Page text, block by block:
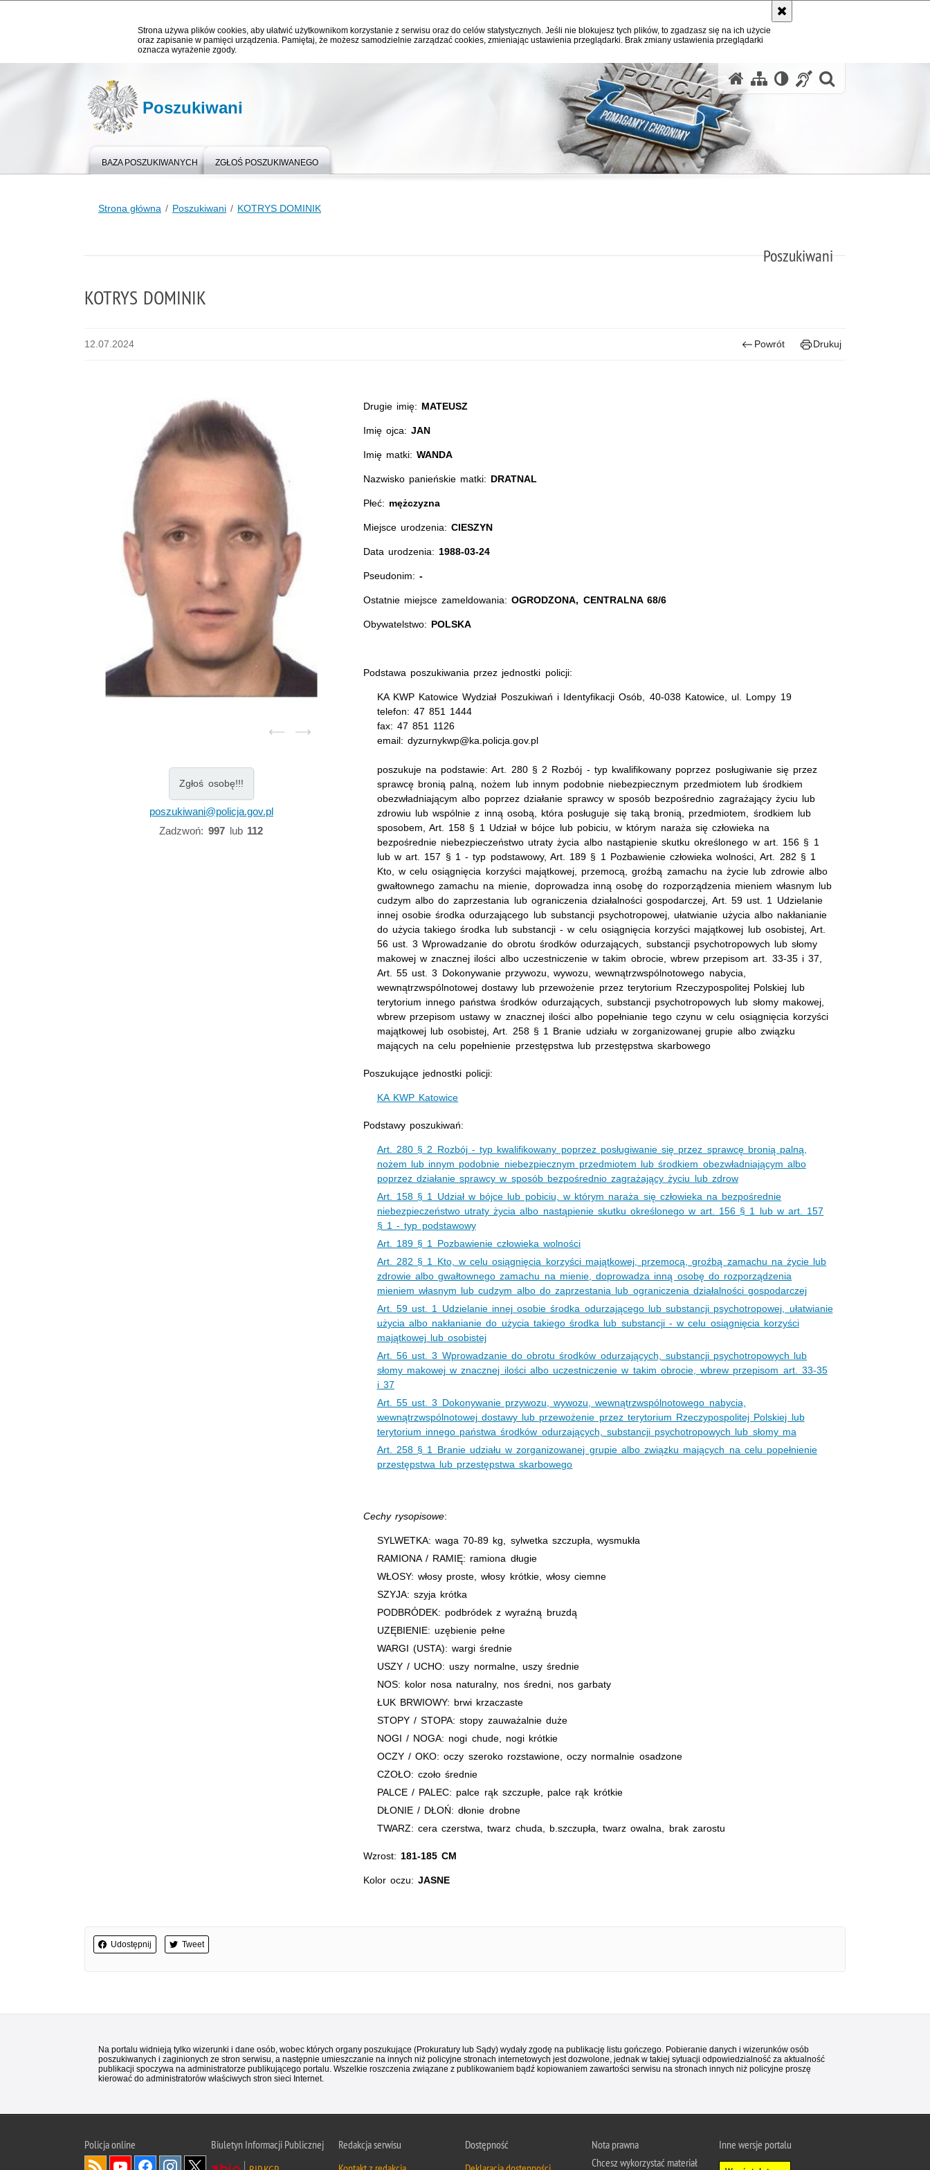
Strona używa plików cookies, aby ułatwić użytkownikom korzystanie z serwisu oraz do celów statystycznych. Jeśli nie blokujesz tych plików, to zgadzasz się na ich użycie
oraz zapisanie w pamięci urządzenia. Pamiętaj, że możesz samodzielnie zarządzać cookies, zmieniając ustawienia przeglądarki. Brak zmiany ustawienia przeglądarki
oznacza wyrażenie zgody.
Poszukiwani
BAZA POSZUKIWANYCH ZGŁOŚ POSZUKIWANEGO
Strona główna Poszukiwani KOTRYS DOMINIK
Poszukiwani
KOTRYS DOMINIK
12.07.2024 Powrót Drukuj
Zgłoś osobę!!!
poszukiwani@policja.gov.pl
Zadzwoń: 997lub 112
Drugie imię: MATEUSZ
Imię ojca:JAN
Imię matki:WANDA
Nazwisko panieńskie matki: DRATNAL
Płeć: mężczyzna
Miejsce urodzenia:CIESZYN
Data urodzenia: 1988-03-24
Pseudonim: -
Ostatnie miejsce zameldowania:OGRODZONA, CENTRALNA 68/6
Obywatelstwo: POLSKA
Podstawa poszukiwania przez jednostki policji:
KA KWP Katowice Wydział Poszukiwań i Identyfikacji Osób, 40-038 Katowice, ul. Lompy 19
telefon: 47 851 1444
fax: 47 851 1126
email: dyzurnykwp@ka.policja.gov.pl
poszukuje na podstawie: Art. 280 § 2 Rozbój - typ kwalifikowany poprzez posługiwanie się przez
sprawcę bronią palną, nożem lub innym podobnie niebezpiecznym przedmiotem lub środkiem
obezwładniającym albo poprzez działanie sprawcy w sposób bezpośrednio zagrażający życiu lub
zdrowiu lub wspólnie z inną osobą, która posługuje się taką bronią, przedmiotem, środkiem lub
sposobem, Art. 158 § 1 Udział w bójce lub pobiciu, w którym naraża się człowieka na
bezpośrednie niebezpieczeństwo utraty życia albo nastąpienie skutku określonego w art. 156 § 1
lub w art. 157 § 1 - typ podstawowy, Art. 189 § 1 Pozbawienie człowieka wolności, Art. 282 § 1
Kto, w celu osiągnięcia korzyści majątkowej, przemocą, groźbą zamachu na życie lub zdrowie albo
gwałtownego zamachu na mienie, doprowadza inną osobę do rozporządzenia mieniem własnym lub
cudzym albo do zaprzestania lub ograniczenia działalności gospodarczej, Art. 59 ust. 1 Udzielanie
innej osobie środka odurzającego lub substancji psychotropowej, ułatwianie użycia albo nakłanianie
do użycia takiego środka lub substancji - w celu osiągnięcia korzyści majątkowej lub osobistej, Art.
56 ust. 3 Wprowadzanie do obrotu środków odurzających, substancji psychotropowych lub słomy
makowej w znacznej ilości albo uczestniczenie w takim obrocie, wbrew przepisom art. 33-35 i 37,
Art. 55 ust. 3 Dokonywanie przywozu, wywozu, wewnątrzwspólnotowego nabycia,
wewnątrzwspólnotowej dostawy lub przewożenie przez terytorium Rzeczypospolitej Polskiej lub
terytorium innego państwa środków odurzających, substancji psychotropowych lub słomy makowej,
wbrew przepisom ustawy w znacznej ilości albo popełnianie tego czynu w celu osiągnięcia korzyści
majątkowej lub osobistej, Art. 258 § 1 Branie udziału w zorganizowanej grupie albo związku
mających na celu popełnienie przestępstwa lub przestępstwa skarbowego
Poszukujące jednostki policji:
KA KWP Katowice
Podstawy poszukiwań:
Art. 280 § 2 Rozbój - typ kwalifikowany poprzez posługiwanie się przez sprawcę bronią palną,
nożem lub innym podobnie niebezpiecznym przedmiotem lub środkiem obezwładniającym albo
poprzez działanie sprawcy w sposób bezpośrednio zagrażający życiu lub zdrow
Art. 158 § 1 Udział w bójce lub pobiciu, w którym naraża się człowieka na bezpośrednie
niebezpieczeństwo utraty życia albo nastąpienie skutku określonego w art. 156 § 1 lub w art. 157
§ 1 - typ podstawowy
Art. 189 § 1 Pozbawienie człowieka wolności
Art. 282 § 1 Kto, w celu osiągnięcia korzyści majątkowej, przemocą, groźbą zamachu na życie lub
zdrowie albo gwałtownego zamachu na mienie, doprowadza inną osobę do rozporządzenia
mieniem własnym lub cudzym albo do zaprzestania lub ograniczenia działalności gospodarczej
Art. 59 ust. 1 Udzielanie innej osobie środka odurzającego lub substancji psychotropowej, ułatwianie
użycia albo nakłanianie do użycia takiego środka lub substancji - w celu osiągnięcia korzyści
majątkowej lub osobistej
Art. 56 ust. 3 Wprowadzanie do obrotu środków odurzających, substancji psychotropowych lub
słomy makowej w znacznej ilości albo uczestniczenie w takim obrocie, wbrew przepisom art. 33-35
i 37
Art. 55 ust. 3 Dokonywanie przywozu, wywozu, wewnątrzwspólnotowego nabycia,
wewnątrzwspólnotowej dostawy lub przewożenie przez terytorium Rzeczypospolitej Polskiej lub
terytorium innego państwa środków odurzających, substancji psychotropowych lub słomy ma
Art. 258 § 1 Branie udziału w zorganizowanej grupie albo związku mających na celu popełnienie
przestępstwa lub przestępstwa skarbowego
Cechy rysopisowe:
SYLWETKA: waga 70-89 kg, sylwetka szczupła, wysmukła
RAMIONA / RAMIĘ: ramiona długie
WŁOSY: włosy proste, włosy krótkie, włosy ciemne
SZYJA: szyja krótka
PODBRÓDEK: podbródek z wyraźną bruzdą
UZĘBIENIE: uzębienie pełne
WARGI (USTA): wargi średnie
USZY / UCHO: uszy normalne, uszy średnie
NOS: kolor nosa naturalny, nos średni, nos garbaty
ŁUK BRWIOWY: brwi krzaczaste
STOPY / STOPA: stopy zauważalnie duże
NOGI / NOGA: nogi chude, nogi krótkie
OCZY / OKO: oczy szeroko rozstawione, oczy normalnie osadzone
CZOŁO: czoło średnie
PALCE / PALEC: palce rąk szczupłe, palce rąk krótkie
DŁONIE / DŁOŃ: dłonie drobne
TWARZ: cera czerstwa, twarz chuda, b.szczupła, twarz owalna, brak zarostu
Wzrost: 181-185 CM
Kolor oczu:JASNE
Udostępnij Tweet
Na portalu widnieją tylko wizerunki i dane osób, wobec których organy poszukujące (Prokuratury lub Sądy) wydały zgodę na publikację listu gończego. Pobieranie danych i wizerunków osób
poszukiwanych i zaginionych ze stron serwisu, a następnie umieszczanie na innych niż policyjne stronach internetowych jest dozwolone, jednak w takiej sytuacji odpowiedzialność za aktualność
publikacji spoczywa na administratorze publikującego portalu. Wszelkie roszczenia związane z publikowaniem bądź kopiowaniem zawartości serwisu na stronach innych niż policyjne proszę
kierować do administratorów właściwych stron sieci Internet.
Policjaonline
Biuletyn Informacji Publicznej
Redakcja serwisu
Dostępność
Nota prawna
Chcesz wykorzystać materiał
Inne wersje portalu